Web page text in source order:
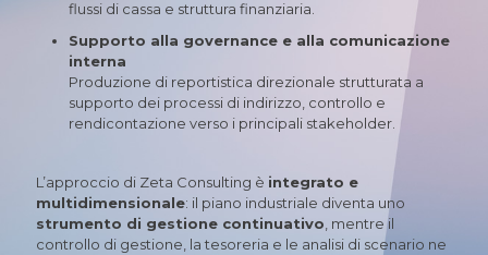
flussi di cassa e struttura finanziaria.
Supporto alla governance e alla comunicazione
interna
Produzione di reportistica direzionale strutturata a
supporto dei processi di indirizzo, controllo e
rendicontazione verso i principali stakeholder.
L’approccio di Zeta Consulting è integrato e
multidimensionale: il piano industriale diventa uno
strumento di gestione continuativo, mentre il
controllo di gestione, la tesoreria e le analisi di scenario ne